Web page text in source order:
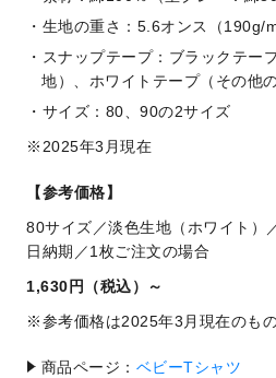
生地の重さ：5.6オンス（190g/
スナップテープ：ブラックテー
地）、ホワイトテープ（その他
サイズ：80、90の2サイズ
2025年3月現在
【参考価格】
80サイズ／淡色生地（ホワイト）
日納期／1枚ご注文の場合
1,630円（税込）～
参考価格は2025年3月現在のも
商品ページ： ベビーTシャツ